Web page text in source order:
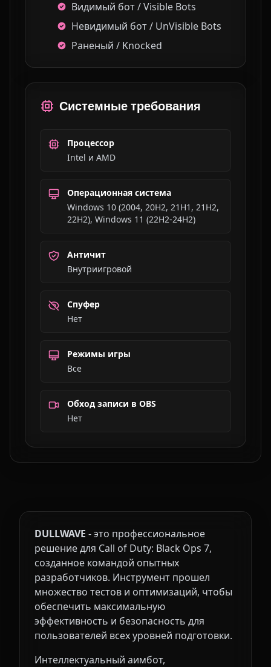
Видимый бот / Visible Bots
Невидимый бот / UnVisible Bots
Раненый / Knocked
Системные требования
Процессор
Intel и AMD
Операционная система
Windows 10 (2004, 20H2, 21H1, 21H2,
22H2), Windows 11 (22H2-24Н2)
Античит
Внутриигровой
Спуфер
Нет
Режимы игры
Все
Обход записи в OBS
Нет
DULLWAVE - это профессиональное
решение для Call of Duty: Black Ops 7,
созданное командой опытных
разработчиков. Инструмент прошел
множество тестов и оптимизаций, чтобы
обеспечить максимальную
эффективность и безопасность для
пользователей всех уровней подготовки.
Интеллектуальный аимбот,